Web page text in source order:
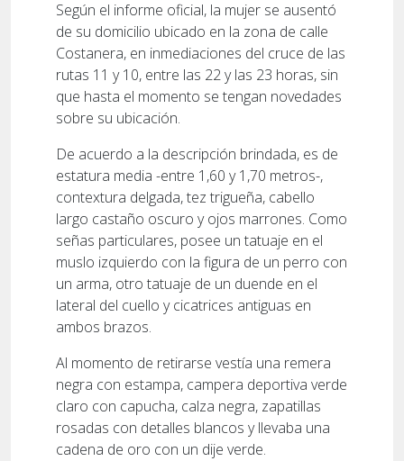
Según el informe oficial, la mujer se ausentó
de su domicilio ubicado en la zona de calle
Costanera, en inmediaciones del cruce de las
rutas 11 y 10, entre las 22 y las 23 horas, sin
que hasta el momento se tengan novedades
sobre su ubicación.
De acuerdo a la descripción brindada, es de
estatura media -entre 1,60 y 1,70 metros-,
contextura delgada, tez trigueña, cabello
largo castaño oscuro y ojos marrones. Como
señas particulares, posee un tatuaje en el
muslo izquierdo con la figura de un perro con
un arma, otro tatuaje de un duende en el
lateral del cuello y cicatrices antiguas en
ambos brazos.
Al momento de retirarse vestía una remera
negra con estampa, campera deportiva verde
claro con capucha, calza negra, zapatillas
rosadas con detalles blancos y llevaba una
cadena de oro con un dije verde.